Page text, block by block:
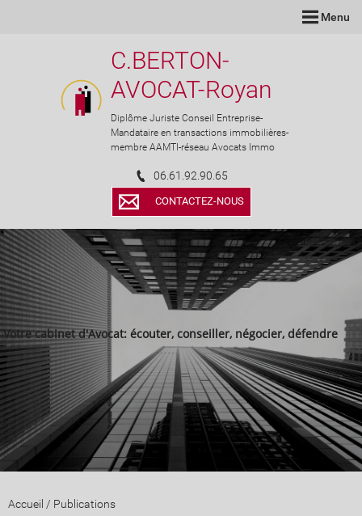
Menu
C.BERTON-
AVOCAT-Royan
Diplôme Juriste Conseil Entreprise-
Mandataire en transactions immobilières-
membre AAMTI-réseau Avocats Immo
06.61.92.90.65
CONTACTEZ-NOUS
Votre cabinet d'Avocat: écouter, conseiller, négocier, défendre
Accueil / Publications